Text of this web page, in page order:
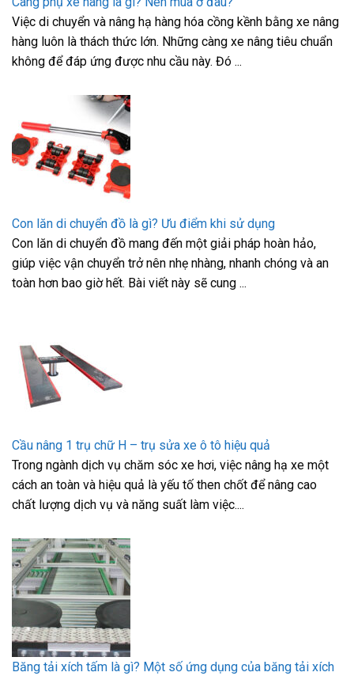
Việc di chuyển và nâng hạ hàng hóa cồng kềnh bằng xe nâng
hàng luôn là thách thức lớn. Những càng xe nâng tiêu chuẩn
không để đáp ứng được nhu cầu này. Đó ...
Con lăn di chuyển đồ là gì? Ưu điểm khi sử dụng
Con lăn di chuyển đồ mang đến một giải pháp hoàn hảo,
giúp việc vận chuyển trở nên nhẹ nhàng, nhanh chóng và an
toàn hơn bao giờ hết. Bài viết này sẽ cung ...
Cầu nâng 1 trụ chữ H – trụ sửa xe ô tô hiệu quả
Trong ngành dịch vụ chăm sóc xe hơi, việc nâng hạ xe một
cách an toàn và hiệu quả là yếu tố then chốt để nâng cao
chất lượng dịch vụ và năng suất làm việc....
Băng tải xích tấm là gì? Một số ứng dụng của băng tải xích